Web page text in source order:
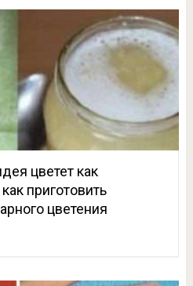
цветет как
приготовить
цветения